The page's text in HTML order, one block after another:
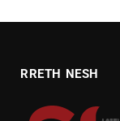
RRETH NESH